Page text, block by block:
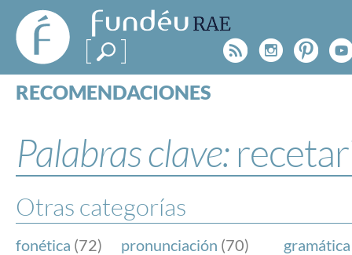
FundéuRAE
- Fundación
del Español
Urgente
Rss
RECOMENDACIONES
ESPECIALES
BLOG
NOTICIAS
SOBRE LA FUNDÉURAE
Palabras clave:
Otras categorías
fonética (72) pronunciación (70) gramática